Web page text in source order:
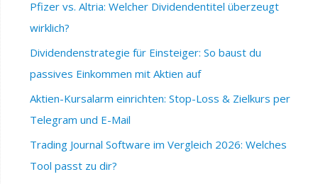
Pfizer vs. Altria: Welcher Dividendentitel überzeugt
wirklich?
Dividendenstrategie für Einsteiger: So baust du
passives Einkommen mit Aktien auf
Aktien-Kursalarm einrichten: Stop-Loss & Zielkurs per
Telegram und E-Mail
Trading Journal Software im Vergleich 2026: Welches
Tool passt zu dir?